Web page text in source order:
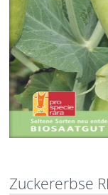
Zuckererbse